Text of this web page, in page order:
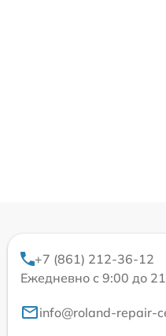
+7 (861) 212-36-12
Ежедневно с 9:00 до
info@roland-repair-